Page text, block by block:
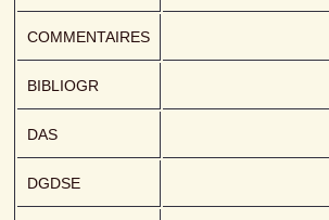
COMMENTAIRES
BIBLIOGR
DAS
DGDSE